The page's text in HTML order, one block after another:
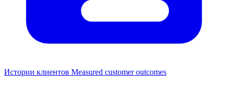
Истории клиентов Measured customer outcomes